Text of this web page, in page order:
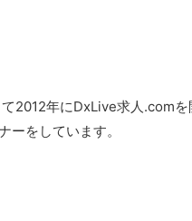
2012年にDxLive求人.com
ーをしています。